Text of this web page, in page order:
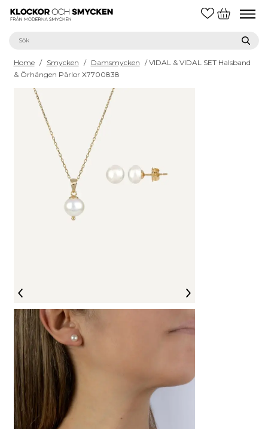
Home / Smycken / Damsmycken / VIDAL & VIDAL SET Halsband
& Örhängen Pärlor X7700838